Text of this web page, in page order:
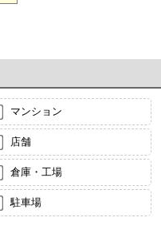
マンション
店舗
倉庫・工場
駐車場